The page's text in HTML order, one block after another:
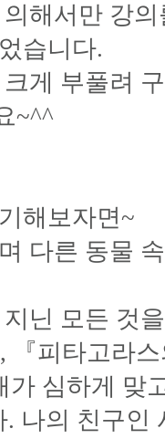
해서만 강
습니다.
게 부풀려
~^^
해보자면~
다른 동물
닌 모든 것
『피타고라
가 심하게 맞
나의 친구인